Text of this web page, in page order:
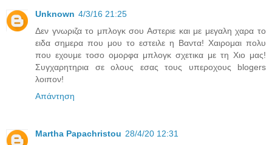
Unknown 4/3/16 21:25
Δεν γνωριζα το μπλογκ σου Αστεριε και με μεγαλη χαρα το
ειδα σημερα που μου το εστειλε η Βαντα! Χαιρομαι πολυ
που εχουμε τοσο ομορφα μπλογκ σχετικα με τη Χιο μας!
Συγχαρητηρια σε ολους εσας τους υπεροχους blogers
λοιπον!
Απάντηση
Martha Papachristou 28/4/20 12:31